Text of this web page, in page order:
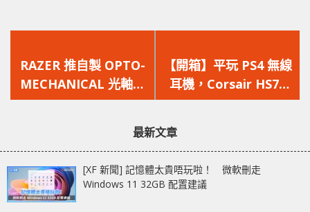
一
篇
文
RAZER 推自製 OPTO-
MECHANICAL 光軸機
械式開關 1 億次按鍵
一
篇
文
【開箱】平玩 PS4 無線
耳機，Corsair HS70
Wireless
最新文章
[XF 新聞] 記憶體太貴唔玩啦！ 微軟刪走
Windows 11 32GB 配置建議